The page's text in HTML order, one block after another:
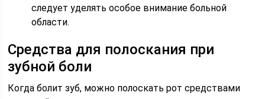
следует уделять особое внимание больной
области.
Средства для полоскания при
зубной боли
Когда болит зуб, можно полоскать рот средствами